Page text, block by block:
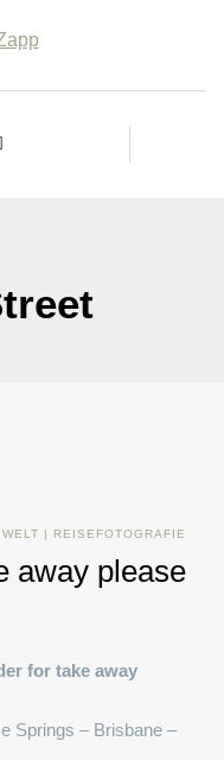
| REISEFOTOGRAFIE
away please
for take away
Springs – Brisbane –